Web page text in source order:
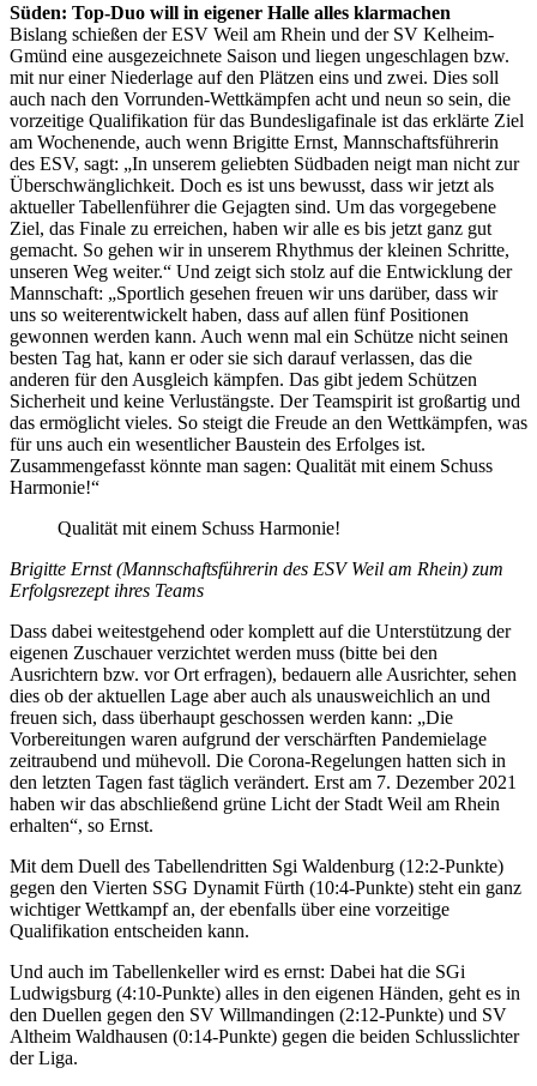
Süden: Top-Duo will in eigener Halle alles klarmachen
Bislang schießen der ESV Weil am Rhein und der SV Kelheim-
Gmünd eine ausgezeichnete Saison und liegen ungeschlagen bzw.
mit nur einer Niederlage auf den Plätzen eins und zwei. Dies soll
auch nach den Vorrunden-Wettkämpfen acht und neun so sein, die
vorzeitige Qualifikation für das Bundesligafinale ist das erklärte Ziel
am Wochenende, auch wenn Brigitte Ernst, Mannschaftsführerin
des ESV, sagt: „In unserem geliebten Südbaden neigt man nicht zur
Überschwänglichkeit. Doch es ist uns bewusst, dass wir jetzt als
aktueller Tabellenführer die Gejagten sind. Um das vorgegebene
Ziel, das Finale zu erreichen, haben wir alle es bis jetzt ganz gut
gemacht. So gehen wir in unserem Rhythmus der kleinen Schritte,
unseren Weg weiter.“ Und zeigt sich stolz auf die Entwicklung der
Mannschaft: „Sportlich gesehen freuen wir uns darüber, dass wir
uns so weiterentwickelt haben, dass auf allen fünf Positionen
gewonnen werden kann. Auch wenn mal ein Schütze nicht seinen
besten Tag hat, kann er oder sie sich darauf verlassen, das die
anderen für den Ausgleich kämpfen. Das gibt jedem Schützen
Sicherheit und keine Verlustängste. Der Teamspirit ist großartig und
das ermöglicht vieles. So steigt die Freude an den Wettkämpfen, was
für uns auch ein wesentlicher Baustein des Erfolges ist.
Zusammengefasst könnte man sagen: Qualität mit einem Schuss
Harmonie!“
Qualität mit einem Schuss Harmonie!
Brigitte Ernst (Mannschaftsführerin des ESV Weil am Rhein) zum
Erfolgsrezept ihres Teams
Dass dabei weitestgehend oder komplett auf die Unterstützung der
eigenen Zuschauer verzichtet werden muss (bitte bei den
Ausrichtern bzw. vor Ort erfragen), bedauern alle Ausrichter, sehen
dies ob der aktuellen Lage aber auch als unausweichlich an und
freuen sich, dass überhaupt geschossen werden kann: „Die
Vorbereitungen waren aufgrund der verschärften Pandemielage
zeitraubend und mühevoll. Die Corona-Regelungen hatten sich in
den letzten Tagen fast täglich verändert. Erst am 7. Dezember 2021
haben wir das abschließend grüne Licht der Stadt Weil am Rhein
erhalten“, so Ernst.
Mit dem Duell des Tabellendritten Sgi Waldenburg (12:2-Punkte)
gegen den Vierten SSG Dynamit Fürth (10:4-Punkte) steht ein ganz
wichtiger Wettkampf an, der ebenfalls über eine vorzeitige
Qualifikation entscheiden kann.
Und auch im Tabellenkeller wird es ernst: Dabei hat die SGi
Ludwigsburg (4:10-Punkte) alles in den eigenen Händen, geht es in
den Duellen gegen den SV Willmandingen (2:12-Punkte) und SV
Altheim Waldhausen (0:14-Punkte) gegen die beiden Schlusslichter
der Liga.